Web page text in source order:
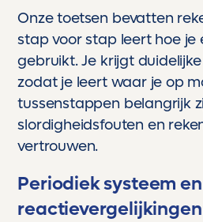
Onze toetsen bevatten
stap voor stap leert hoe je
gebruikt. Je krijgt
zodat je leert waar je op
tussenstappen belangrijk
slordigheidsfouten en
vertrouwen.
Periodiek systeem en
reactievergelijkingen